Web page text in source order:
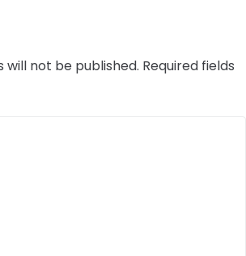
will not be published. Required fields